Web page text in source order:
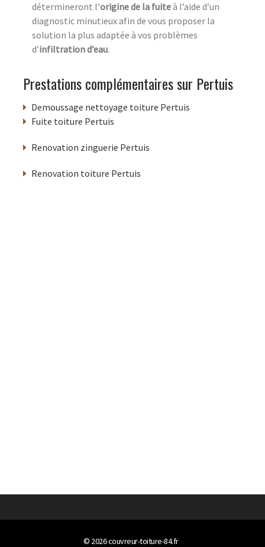
détermineront l’origine de la fuiteà l’aide d’un
diagnostic minutieux afin de vous proposer la
solution la plus adaptée à vos problèmes
d’infiltration d’eau.
Prestations complémentaires sur Pertuis
Demoussage nettoyage toiture Pertuis
Fuite toiture Pertuis
Renovation zinguerie Pertuis
Renovation toiture Pertuis
© 2026couvreur-toiture-84.fr